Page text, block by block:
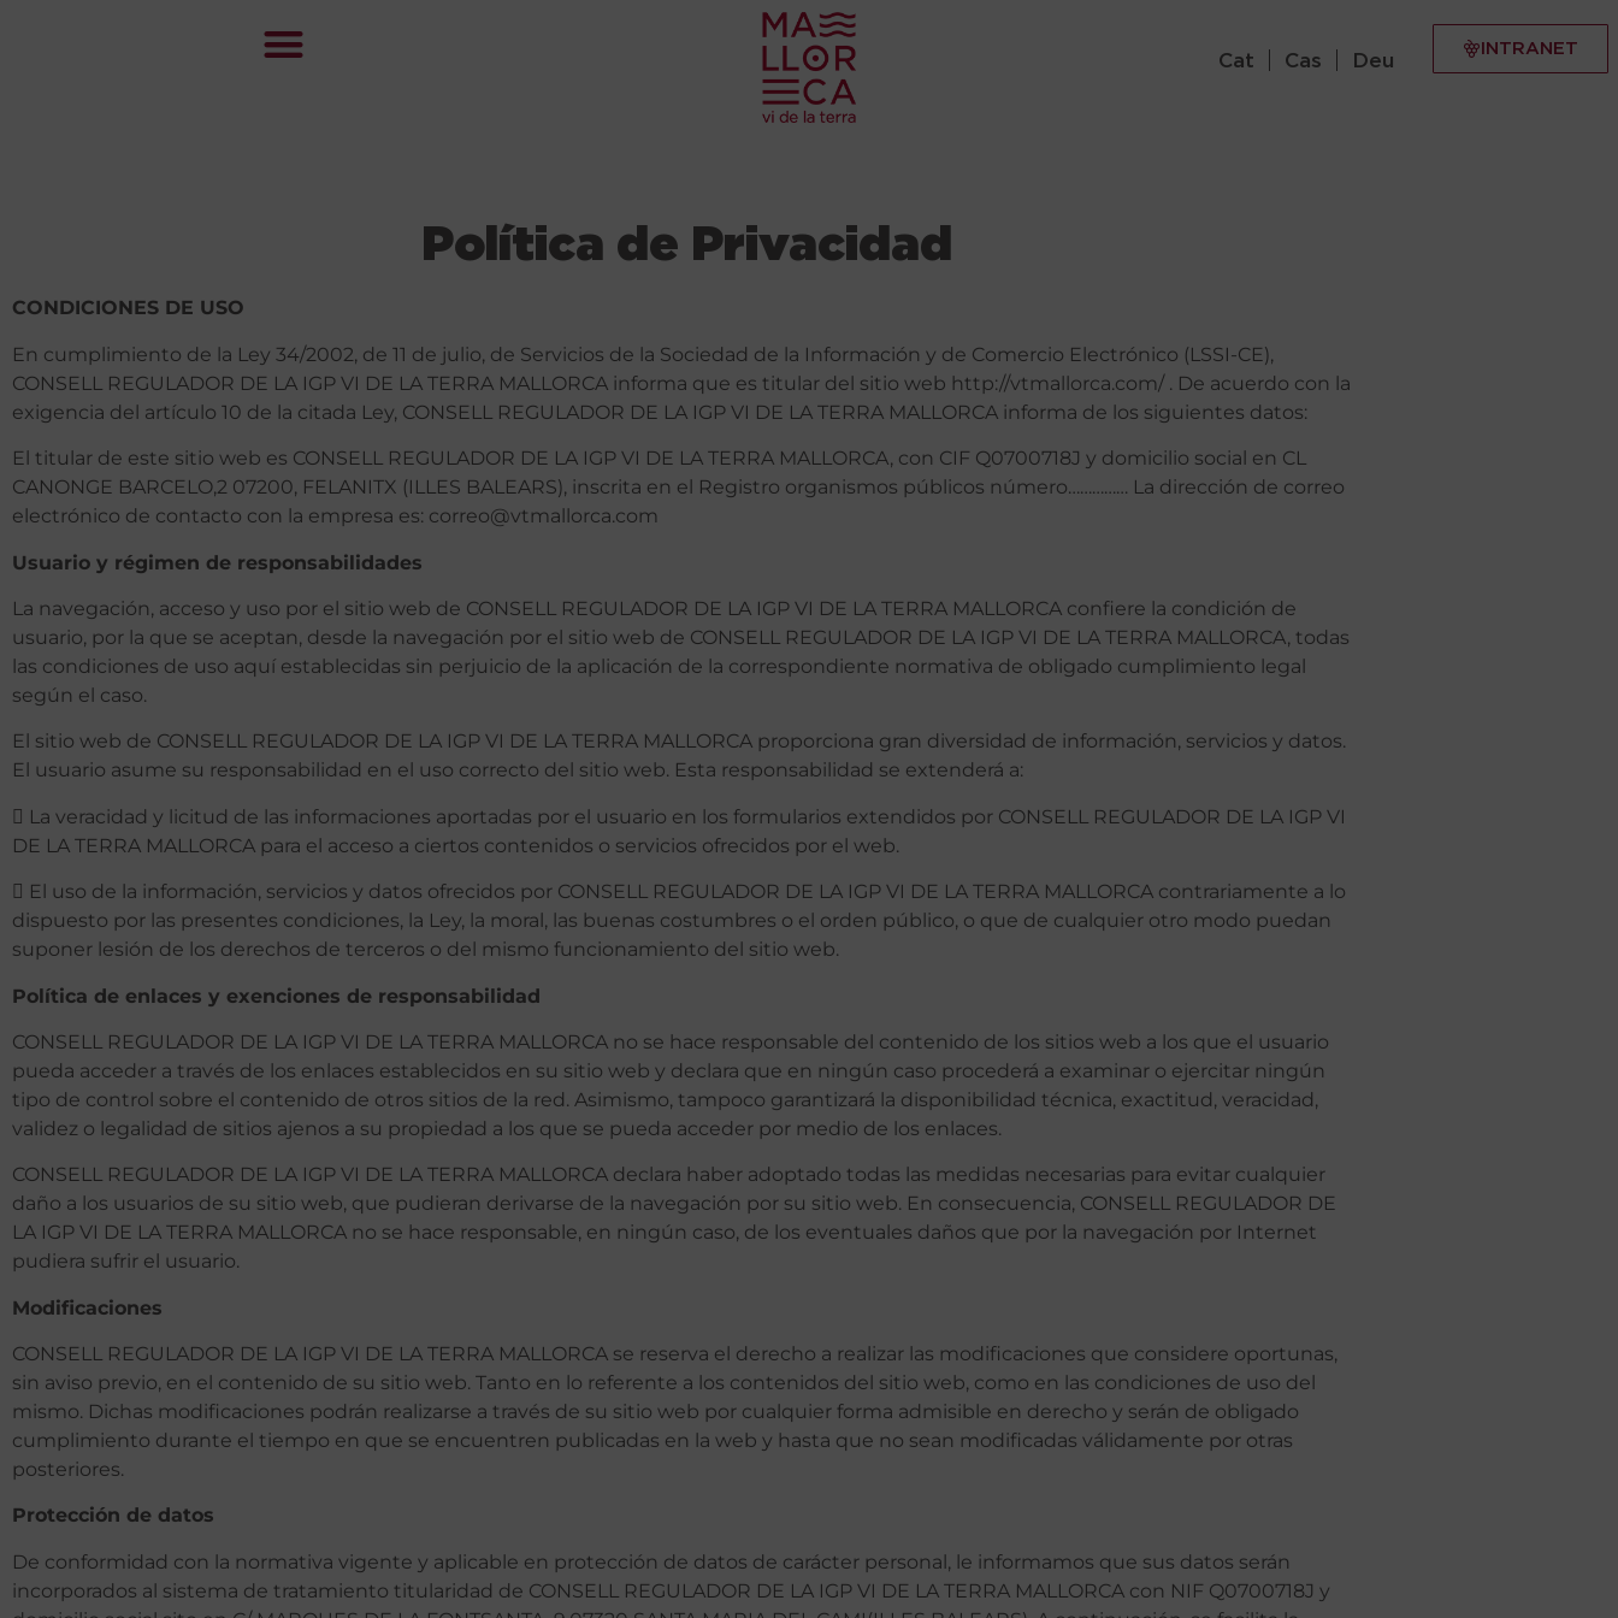
Cat Cas Deu
INTRANET
Política de Privacidad
CONDICIONES DE USO
En cumplimiento de la Ley 34/2002, de 11 de julio, de Servicios de la Sociedad de la Información y de Comercio Electrónico (LSSI-CE),
CONSELL REGULADOR DE LA IGP VI DE LA TERRA MALLORCA informa que es titular del sitio web http://vtmallorca.com/ . De acuerdo con la
exigencia del artículo 10 de la citada Ley, CONSELL REGULADOR DE LA IGP VI DE LA TERRA MALLORCA informa de los siguientes datos:
El titular de este sitio web es CONSELL REGULADOR DE LA IGP VI DE LA TERRA MALLORCA, con CIF Q0700718J y domicilio social en CL
CANONGE BARCELO,2 07200, FELANITX (ILLES BALEARS), inscrita en el Registro organismos públicos número…………… La dirección de correo
electrónico de contacto con la empresa es: correo@vtmallorca.com
Usuario y régimen de responsabilidades
La navegación, acceso y uso por el sitio web de CONSELL REGULADOR DE LA IGP VI DE LA TERRA MALLORCA confiere la condición de
usuario, por la que se aceptan, desde la navegación por el sitio web de CONSELL REGULADOR DE LA IGP VI DE LA TERRA MALLORCA, todas
las condiciones de uso aquí establecidas sin perjuicio de la aplicación de la correspondiente normativa de obligado cumplimiento legal
según el caso.
El sitio web de CONSELL REGULADOR DE LA IGP VI DE LA TERRA MALLORCA proporciona gran diversidad de información, servicios y datos.
El usuario asume su responsabilidad en el uso correcto del sitio web. Esta responsabilidad se extenderá a:
 La veracidad y licitud de las informaciones aportadas por el usuario en los formularios extendidos por CONSELL REGULADOR DE LA IGP VI
DE LA TERRA MALLORCA para el acceso a ciertos contenidos o servicios ofrecidos por el web.
 El uso de la información, servicios y datos ofrecidos por CONSELL REGULADOR DE LA IGP VI DE LA TERRA MALLORCA contrariamente a lo
dispuesto por las presentes condiciones, la Ley, la moral, las buenas costumbres o el orden público, o que de cualquier otro modo puedan
suponer lesión de los derechos de terceros o del mismo funcionamiento del sitio web.
Política de enlaces y exenciones de responsabilidad
CONSELL REGULADOR DE LA IGP VI DE LA TERRA MALLORCA no se hace responsable del contenido de los sitios web a los que el usuario
pueda acceder a través de los enlaces establecidos en su sitio web y declara que en ningún caso procederá a examinar o ejercitar ningún
tipo de control sobre el contenido de otros sitios de la red. Asimismo, tampoco garantizará la disponibilidad técnica, exactitud, veracidad,
validez o legalidad de sitios ajenos a su propiedad a los que se pueda acceder por medio de los enlaces.
CONSELL REGULADOR DE LA IGP VI DE LA TERRA MALLORCA declara haber adoptado todas las medidas necesarias para evitar cualquier
daño a los usuarios de su sitio web, que pudieran derivarse de la navegación por su sitio web. En consecuencia, CONSELL REGULADOR DE
LA IGP VI DE LA TERRA MALLORCA no se hace responsable, en ningún caso, de los eventuales daños que por la navegación por Internet
pudiera sufrir el usuario.
Modificaciones
CONSELL REGULADOR DE LA IGP VI DE LA TERRA MALLORCA se reserva el derecho a realizar las modificaciones que considere oportunas,
sin aviso previo, en el contenido de su sitio web. Tanto en lo referente a los contenidos del sitio web, como en las condiciones de uso del
mismo. Dichas modificaciones podrán realizarse a través de su sitio web por cualquier forma admisible en derecho y serán de obligado
cumplimiento durante el tiempo en que se encuentren publicadas en la web y hasta que no sean modificadas válidamente por otras
posteriores.
Protección de datos
De conformidad con la normativa vigente y aplicable en protección de datos de carácter personal, le informamos que sus datos serán
incorporados al sistema de tratamiento titularidad de CONSELL REGULADOR DE LA IGP VI DE LA TERRA MALLORCA con NIF Q0700718J y